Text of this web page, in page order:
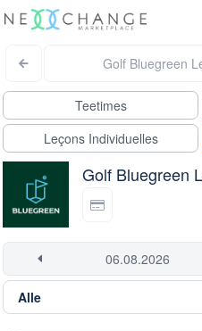
Golf Bluegreen
Teetimes
Leçons Individuelles
Golf Bluegreen